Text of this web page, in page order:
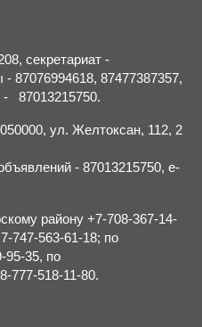
секретариат -
87076994618, 87477387357,
- 87013215750.
ул. Желтоксан, 112, 2
- 87013215750, e-
району +7-708-367-14-
747-563-61-18; по
95-35, по
777-518-11-80.